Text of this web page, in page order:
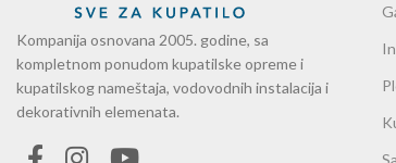
Kompanija osnovana 2005. godine, sa
kompletnom ponudom kupatilske opreme i
kupatilskog nameštaja, vodovodnih instalacija i
dekorativnih elemenata.